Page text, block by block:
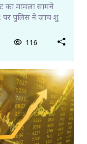
का मामला सामने
पुलिस ने जांच शु
116